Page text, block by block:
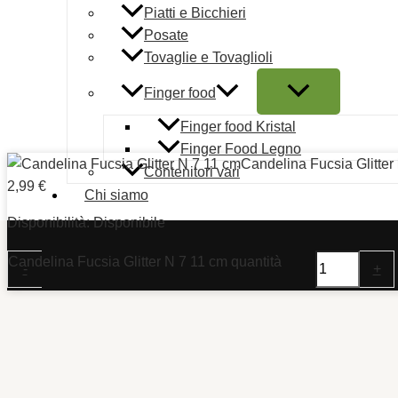
Piatti e Bicchieri
Posate
Tovaglie e Tovaglioli
Finger food
Finger food Kristal
Finger Food Legno
Contenitori vari
Chi siamo
Copyright © 2026 | Mautone Party | PIVA
Ordini e Spedizioni prodotti
Pagamento sicuro
Termini e condizioni
Cookie Policy (UE)
Candelina Fucsia Glitter
2,99 €
Disponibilità: Disponibile
-
Candelina Fucsia Glitter N 7 11 cm quantità +